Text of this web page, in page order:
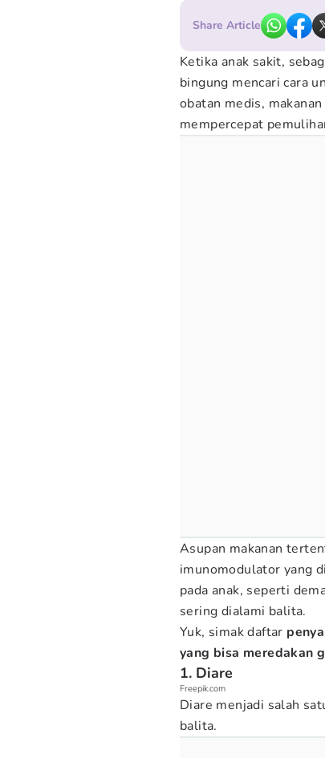
Share Article
Ketika anak sakit,
bingung mencari cara
obatan medis,
mempercepat
Asupan makanan
imunomodulator yang
pada anak, seperti
sering dialami balita.
Yuk, simak daftar
yang bisa meredakan
1. Diare
Freepik.com
Diare menjadi salah
balita.